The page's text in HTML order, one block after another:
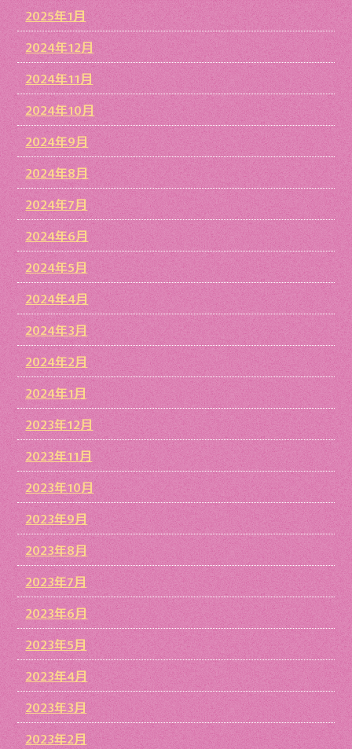
2025年1月
2024年12月
2024年11月
2024年10月
2024年9月
2024年8月
2024年7月
2024年6月
2024年5月
2024年4月
2024年3月
2024年2月
2024年1月
2023年12月
2023年11月
2023年10月
2023年9月
2023年8月
2023年7月
2023年6月
2023年5月
2023年4月
2023年3月
2023年2月